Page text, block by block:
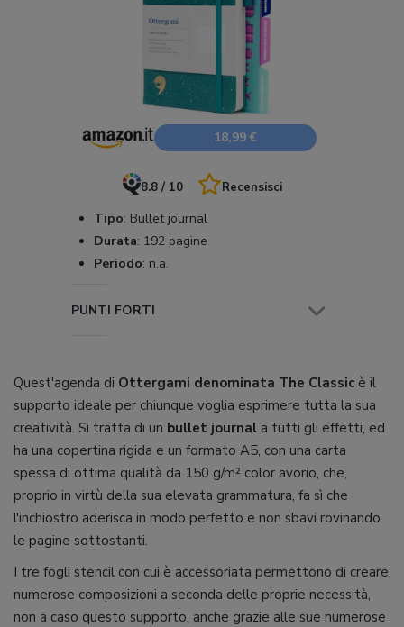
18,99 €
8.8 / 10 Recensisci
Tipo: Bullet journal
Durata: 192 pagine
Periodo: n.a.
PUNTI FORTI
Quest'agenda di Ottergami denominata The Classic è il
supporto ideale per chiunque voglia esprimere tutta la sua
creatività. Si tratta di un bullet journal a tutti gli effetti, ed
ha una copertina rigida e un formato A5, con una carta
spessa di ottima qualità da 150 g/m² color avorio, che,
proprio in virtù della sua elevata grammatura, fa sì che
l'inchiostro aderisca in modo perfetto e non sbavi rovinando
le pagine sottostanti.
I tre fogli stencil con cui è accessoriata permettono di creare
numerose composizioni a seconda delle proprie necessità,
non a caso questo supporto, anche grazie alle sue numerose